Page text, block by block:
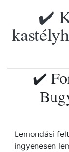
✔️
✔️
Lemondási
ingyenesen